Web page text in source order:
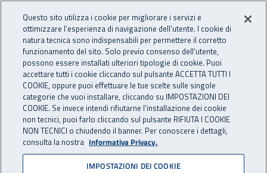
INAIL - Istituto Nazionale
Apri cerca
Navigazione principale
Pagina non disponibile
Il contenuto non è stato trovato. Per continuare la
navigazione è possibile ritornare alla
Questo sito utilizza i cookie per migliorare i servizi e
ottimizzare l’esperienza di navigazione dell’utente. I cookie di
natura tecnica sono indispensabili per permettere il corretto
funzionamento del sito. Solo previo consenso dell’utente,
possono essere installati ulteriori tipologie di cookie. Puoi
accettare tutti i cookie cliccando sul pulsante ACCETTA TUTTI I
COOKIE, oppure puoi effettuare le tue scelte sulle singole
categorie che vuoi installare, cliccando su IMPOSTAZIONI DEI
COOKIE. Se invece intendi rifiutarne l’installazione dei cookie
non tecnici, puoi farlo cliccando sul pulsante RIFIUTA I COOKIE
NON TECNICI o chiudendo il banner. Per conoscere i dettagli,
consulta la nostra Informativa Privacy.
IMPOSTAZIONI DEI COOKIE